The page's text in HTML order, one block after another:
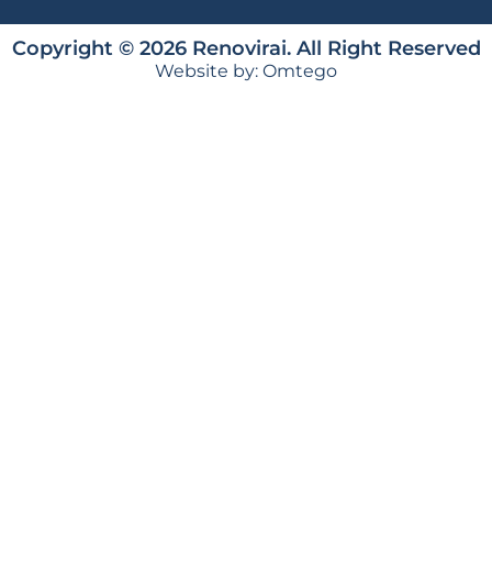
Copyright © 2026 Renovirai. All Right Reserved
Website by: Omtego